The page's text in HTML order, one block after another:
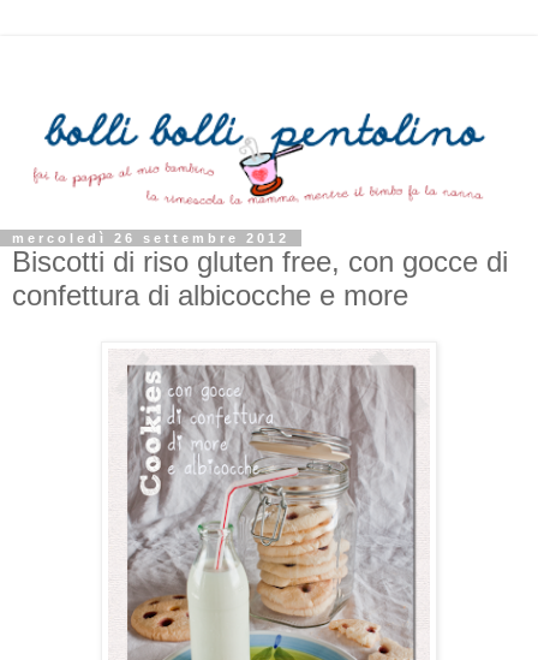
mercoledì 26 settembre 2012
Biscotti di riso gluten free, con gocce di
confettura di albicocche e more